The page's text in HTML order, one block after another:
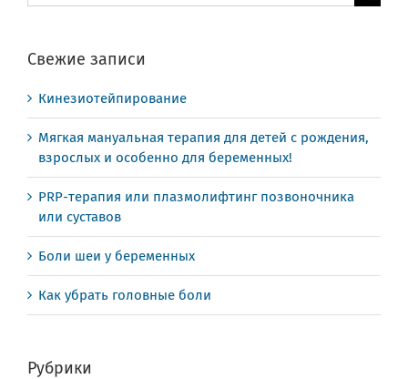
поиска:
Свежие записи
Кинезиотейпирование
Мягкая мануальная терапия для детей с рождения,
взрослых и особенно для беременных!
PRP-терапия или плазмолифтинг позвоночника
или суставов
Боли шеи у беременных
Как убрать головные боли
Рубрики